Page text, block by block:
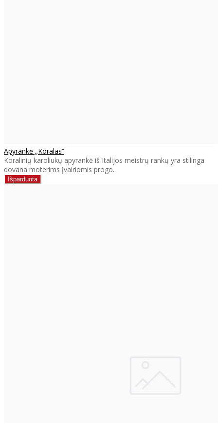
Apyrankė „Koralas“
Koralinių karoliukų apyrankė iš Italijos meistrų rankų yra stilinga
dovana moterims įvairiomis progo..